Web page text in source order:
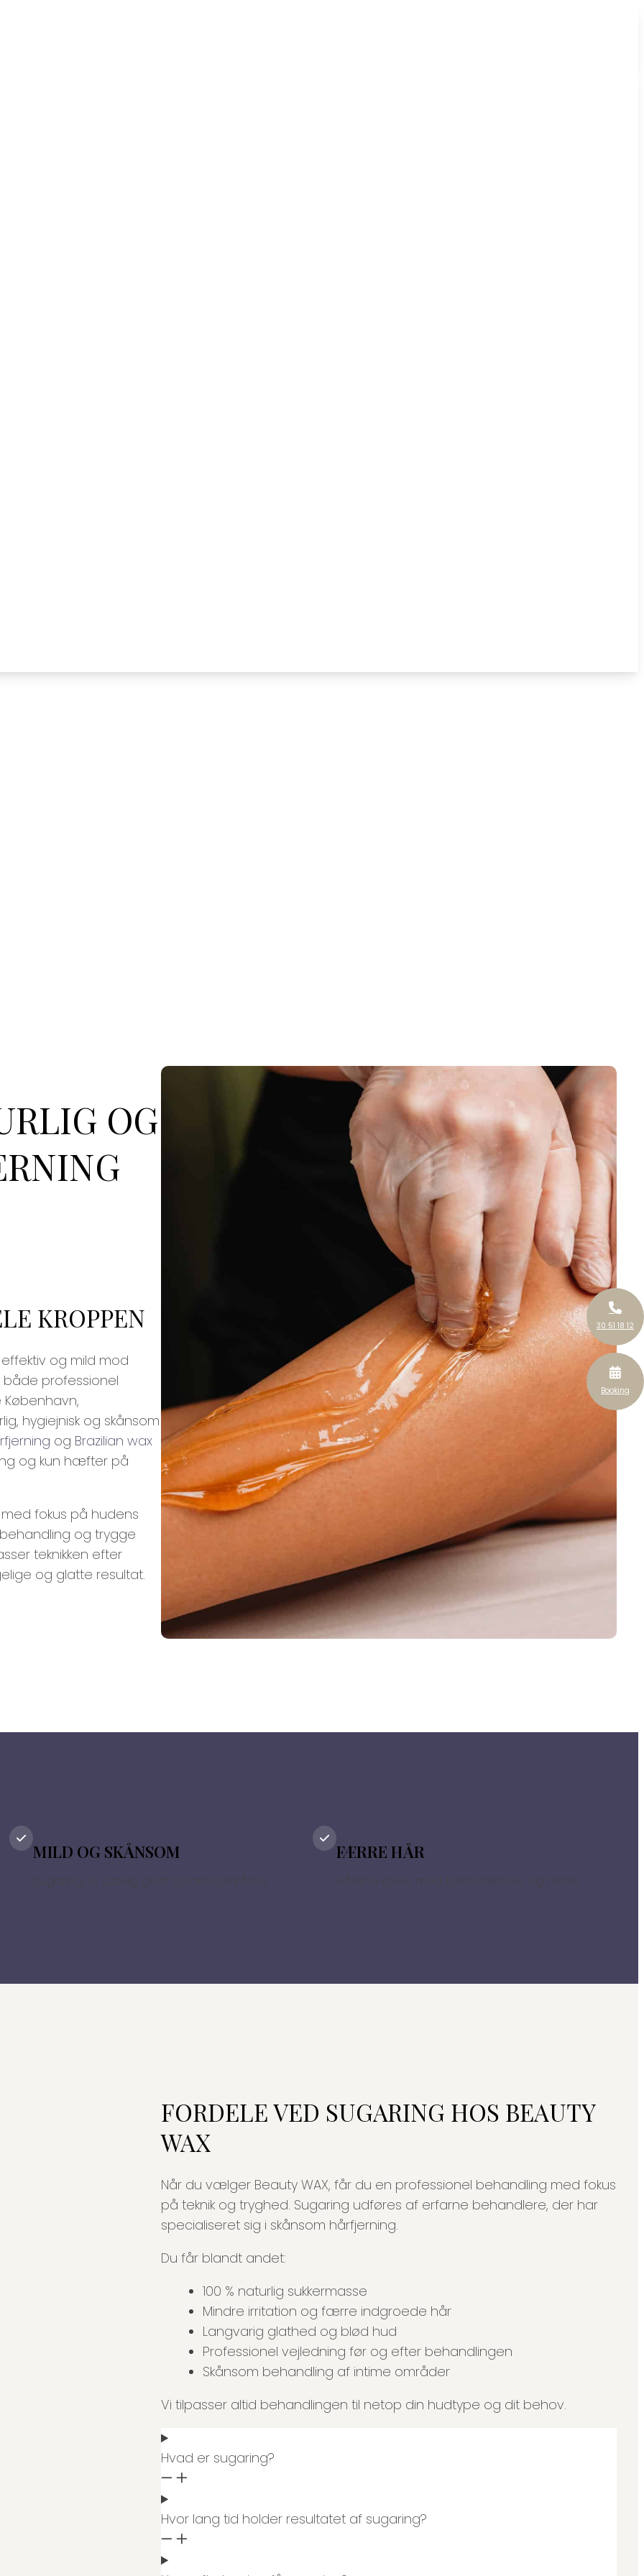
OG
KROPPEN
og mild mod
både professionel
hygiejnisk og skånsom
g og Brazilian wax
og kun hæfter på
med fokus på hudens
og trygge
teknikken efter
og glatte resultat.
MILD OG SKÅNSOM
Sugaring er særlig godt til sarte områder.
FÆRRE HÅR
Hårene bliver med tiden blødere og færre.
FORDELE VED SUGARING HOS BEAUTY
WAX
Når du vælger Beauty WAX, får du en professionel behandling med fokus
på teknik og tryghed. Sugaring udføres af erfarne behandlere, der har
specialiseret sig i skånsom hårfjerning.
Du får blandt andet:
100 % naturlig sukkermasse
Mindre irritation og færre indgroede hår
Langvarig glathed og blød hud
Professionel vejledning før og efter behandlingen
Skånsom behandling af intime områder
Vi tilpasser altid behandlingen til netop din hudtype og dit behov.
Hvad er sugaring?
Hvor lang tid holder resultatet af sugaring?
30 51 18 12
Booking